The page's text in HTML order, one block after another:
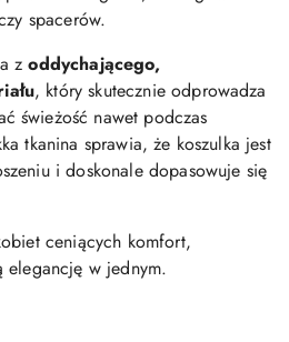
spacerów.
zoddychającego,
, który skutecznie odprowadza
świeżość nawet podczas
tkanina sprawia, że koszulka jest
i doskonale dopasowuje się
ceniących komfort,
elegancję w jednym.